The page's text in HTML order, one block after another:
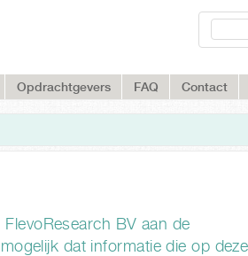
Opdrachtgevers FAQ Contact
BV aan de
dat informatie die op deze